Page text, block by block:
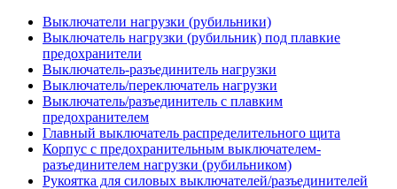
Выключатели нагрузки (рубильники)
Выключатель нагрузки (рубильник) под плавкие
предохранители
Выключатель-разъединитель нагрузки
Выключатель/переключатель нагрузки
Выключатель/разъединитель с плавким
предохранителем
Главный выключатель распределительного щита
Корпус с предохранительным выключателем-
разъединителем нагрузки (рубильником)
Рукоятка для силовых выключателей/разъединителей